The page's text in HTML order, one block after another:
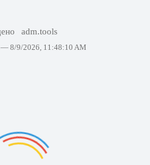
adm.tools
— 8/9/2026, 11:48:10 AM